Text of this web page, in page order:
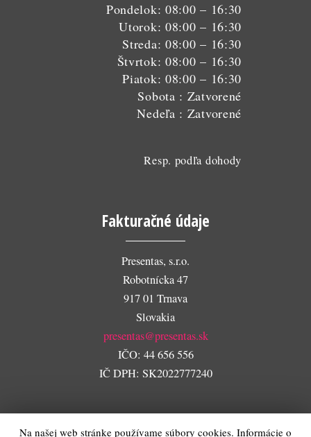
Pondelok: 08:00 – 16:30
Utorok: 08:00 – 16:30
Streda: 08:00 – 16:30
Štvrtok: 08:00 – 16:30
Piatok: 08:00 – 16:30
Sobota : Zatvorené
Nedeľa : Zatvorené
Resp. podľa dohody
Fakturačné údaje
Presentas, s.r.o.
Robotnícka 47
917 01 Trnava
Slovakia
presentas@presentas.sk
IČO: 44 656 556
IČ DPH: SK2022777240
Na našej web stránke používame súbory cookies. Informácie o